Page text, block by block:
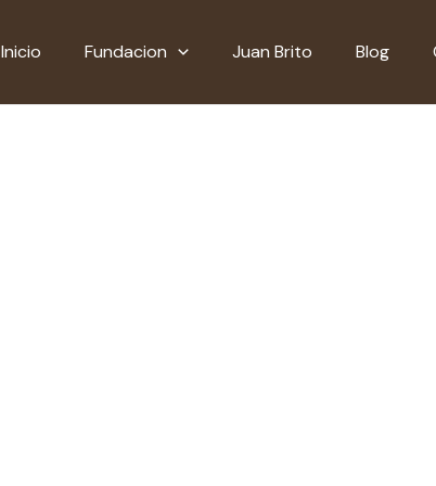
Inicio Fundacion Juan Brito Blog